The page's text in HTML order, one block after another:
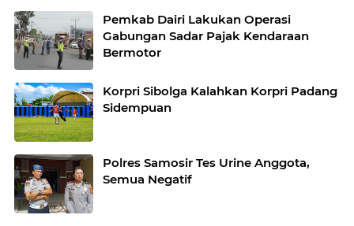
Pemkab Dairi Lakukan Operasi
Gabungan Sadar Pajak Kendaraan
Bermotor
Korpri Sibolga Kalahkan Korpri Padang
Sidempuan
Polres Samosir Tes Urine Anggota,
Semua Negatif